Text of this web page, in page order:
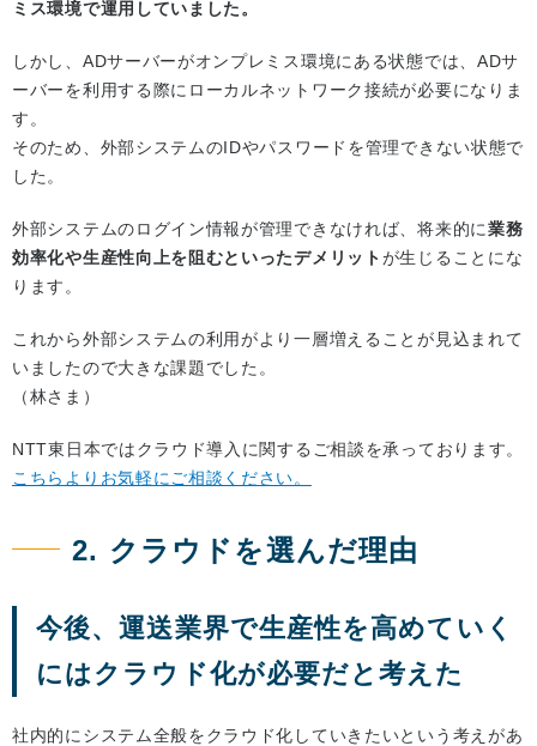
ミス環境で運用していました。
しかし、ADサーバーがオンプレミス環境にある状態では、ADサ
ーバーを利用する際にローカルネットワーク接続が必要になりま
す。
そのため、外部システムのIDやパスワードを管理できない状態で
した。
外部システムのログイン情報が管理できなければ、将来的に業務
効率化や生産性向上を阻むといったデメリットが生じることにな
ります。
これから外部システムの利用がより一層増えることが見込まれて
いましたので大きな課題でした。
（林さま）
NTT東日本ではクラウド導入に関するご相談を承っております。
こちらよりお気軽にご相談ください。
2. クラウドを選んだ理由
今後、運送業界で生産性を高めていく
にはクラウド化が必要だと考えた
社内的にシステム全般をクラウド化していきたいという考えがあ